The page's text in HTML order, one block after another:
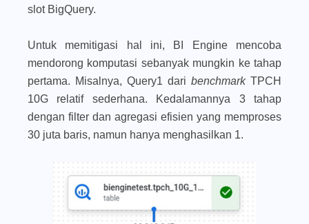
slot BigQuery.
Untuk memitigasi hal ini, BI Engine mencoba
mendorong komputasi sebanyak mungkin ke tahap
pertama. Misalnya, Query1 dari benchmark TPCH
10G relatif sederhana. Kedalamannya 3 tahap
dengan filter dan agregasi efisien yang memproses
30 juta baris, namun hanya menghasilkan 1.